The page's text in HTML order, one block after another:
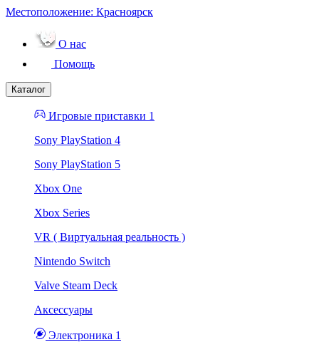
Местоположение: Красноярск
О нас
Помощь
Каталог
Игровые приставки 1
Sony PlayStation 4
Sony PlayStation 5
Xbox One
Xbox Series
VR ( Виртуальная реальность )
Nintendo Switch
Valve Steam Deck
Аксессуары
Электроника 1